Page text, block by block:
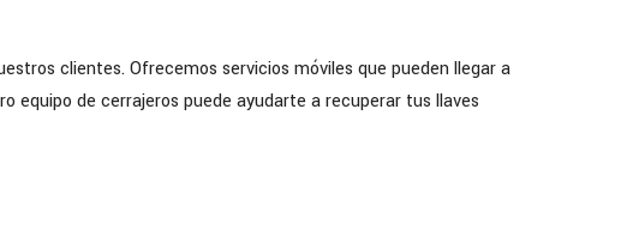
clientes. Ofrecemos servicios móviles que pueden llegar a
equipo de cerrajeros puede ayudarte a recuperar tus llaves